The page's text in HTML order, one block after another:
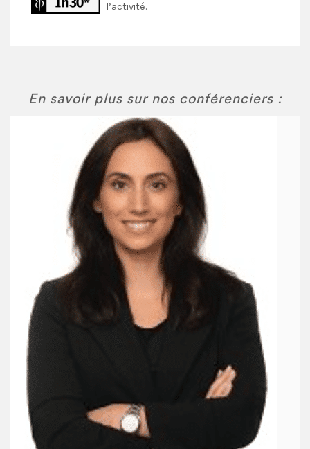
l’activité.
En savoir plus sur nos conférenciers :